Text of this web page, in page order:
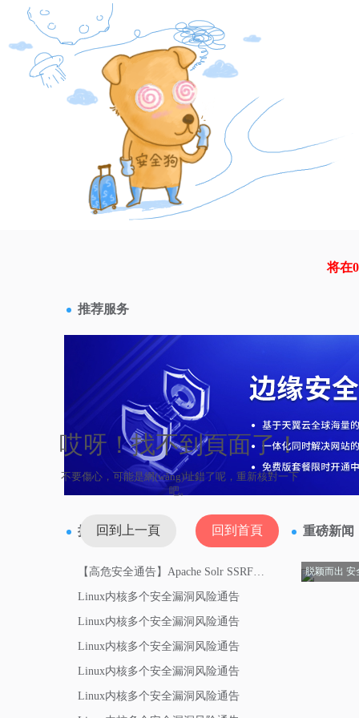
哎呀！找不到頁面了！
不要傷心，可能是網(wǎng)址錯了呢，重新核對一下
吧。
回到上一頁 回到首頁